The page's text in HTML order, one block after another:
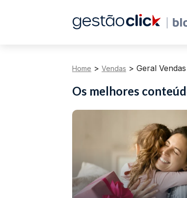
Home > Vendas > Geral Vendas
Os melhores